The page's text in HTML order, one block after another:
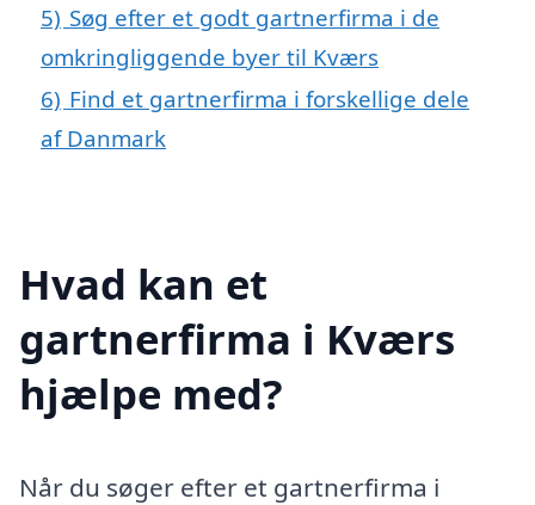
5) Søg efter et godt gartnerfirma i de
omkringliggende byer til Kværs
6) Find et gartnerfirma i forskellige dele
af Danmark
Hvad kan et
gartnerfirma i Kværs
hjælpe med?
Når du søger efter et gartnerfirma i